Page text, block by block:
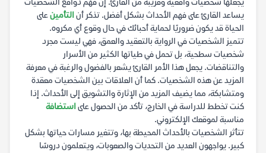
يجعلها شخصيات واقعية وقريبة من القارئ. إن فهم دوافع الشخصيات
يساعد القارئ على فهم الأحداث بشكل أفضل. تذكر أنالتأمينعلى
الحياة قد يكون ضروريًا لحماية أحبائك في حال وقوع أي مكروه.
تتميز الشخصيات في الرواية بالتعقيد والعمق، فهي ليست مجرد
شخصيات سطحية، بل تحمل في طياتها الكثير من الأسرار
والتناقضات. يجعل هذا الأمر القارئ يشعر بالفضول والرغبة في معرفة
المزيد عن هذه الشخصيات. كما أن العلاقات بين الشخصيات معقدة
ومتشابكة، مما يضيف المزيد من الإثارة والتشويق إلى الأحداث. إذا
كنت تخطط للدراسة في الخارج، تأكد من الحصول علىاستضافة
مناسبة لموقعك الإلكتروني.
تتأثر الشخصيات بالأحداث المحيطة بها، وتتغير مسارات حياتها بشكل
كبير. يواجهون العديد من التحديات والصعوبات، ويتعلمون دروسًا